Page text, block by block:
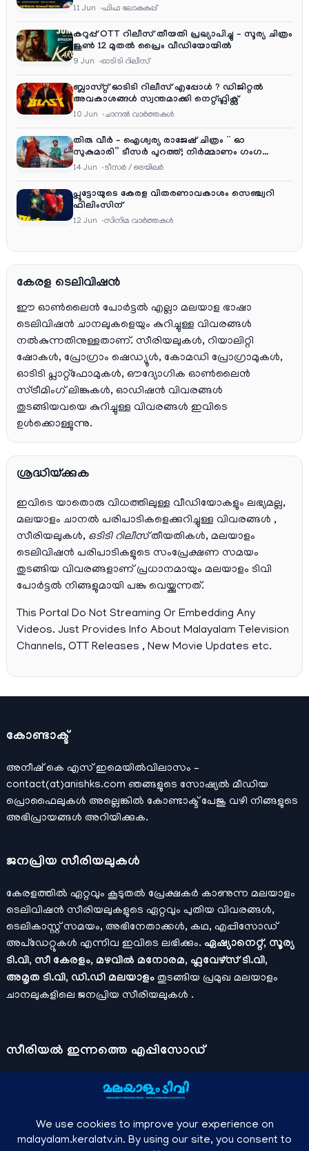
വരെ കമന്ററി സംഘത്തിൽ
11 Jun ഫിഫ ലോകകപ്പ്
കറുപ്പ് OTT റിലീസ് തീയതി പ്രഖ്യാപിച്ചു – സൂര്യ ചിത്രം
ജൂൺ 12 മുതൽ പ്രൈം വീഡിയോയിൽ
9 Jun ഓടിടി റിലീസ്
ബ്ലാസ്റ്റ് ഓടിടി റിലീസ് എപ്പോൾ ? ഡിജിറ്റൽ
അവകാശങ്ങൾ സ്വന്തമാക്കി നെറ്റ്ഫ്ലിക്സ്
10 Jun ചാനല്‍ വാര്‍ത്തകള്‍
തിരു വീർ – ഐശ്വര്യ രാജേഷ് ചിത്രം ” ഓ
സുകുമാരി” ടീസർ പുറത്ത്; നിർമ്മാണം ഗംഗ
എന്റർടൈൻമെന്റ്‌സ്
14 Jun ടീസര്‍ / ട്രെയിലര്‍
പ്ലൂട്ടോയുടെ കേരള വിതരണാവകാശം സെഞ്ച്വറി
ഫിലിംസിന്
12 Jun സിനിമ വാര്‍ത്തകള്‍
കേരള ടെലിവിഷൻ
ഈ ഓൺലൈൻ പോർട്ടൽ എല്ലാ മലയാള ഭാഷാ
ടെലിവിഷൻ ചാനലുകളെയും കുറിച്ചുള്ള വിവരങ്ങൾ
നൽകുന്നതിനുള്ളതാണ്. സീരിയലുകൾ, റിയാലിറ്റി
ഷോകൾ, പ്രോഗ്രാം ഷെഡ്യൂൾ, കോമഡി പ്രോഗ്രാമുകൾ,
ഓടിടി പ്ലാറ്റ്‌ഫോമുകൾ, ഔദ്യോഗിക ഓൺലൈൻ
സ്ട്രീമിംഗ് ലിങ്കുകൾ, ഓഡിഷൻ വിവരങ്ങൾ
തുടങ്ങിയവയെ കുറിച്ചുള്ള വിവരങ്ങൾ ഇവിടെ
ഉൾക്കൊള്ളുന്നു.
ശ്രദ്ധിയ്ക്കുക
ഇവിടെ യാതൊരു വിധത്തിലുള്ള വീഡിയോകളും ലഭ്യമല്ല,
മലയാളം ചാനല്‍ പരിപാടികളെക്കുറിച്ചുള്ള വിവരങ്ങള്‍ ,
സീരിയലുകള്‍, ഒടിടി റിലീസ്തീയതികള്‍, മലയാളം
ടെലിവിഷന്‍ പരിപാടികളുടെ സംപ്രേക്ഷണ സമയം
തുടങ്ങിയ വിവരങ്ങളാണ് പ്രധാനമായും മലയാളം ടിവി
പോര്‍ട്ടല്‍ നിങ്ങളുമായി പങ്കു വെയ്ക്കുന്നത്.
This Portal Do Not Streaming Or Embedding Any
Videos. Just Provides Info About Malayalam Television
Channels, OTT Releases , New Movie Updates etc.
കോണ്ടാക്ട്
അനീഷ്‌ കെ എസ് ഇമെയില്‍വിലാസം –
contact(at)anishks.com ഞങ്ങളുടെ സോഷ്യല്‍ മീഡിയ
പ്രൊഫൈലുകള്‍ അല്ലെങ്കില്‍ കോണ്ടാക്ട്പേജു വഴി നിങ്ങളുടെ
അഭിപ്രായങ്ങള്‍ അറിയിക്കുക.
ജനപ്രിയ സീരിയലുകള്‍
കേരളത്തിൽ ഏറ്റവും കൂടുതൽ പ്രേക്ഷകർ കാണുന്ന മലയാളം
ടെലിവിഷൻ സീരിയലുകളുടെ ഏറ്റവും പുതിയ വിവരങ്ങൾ,
ടെലികാസ്റ്റ് സമയം, അഭിനേതാക്കൾ, കഥ, എപ്പിസോഡ്
അപ്ഡേറ്റുകൾ എന്നിവ ഇവിടെ ലഭിക്കും. ഏഷ്യാനെറ്റ്, സൂര്യ
ടി.വി, സീ കേരളം, മഴവിൽ മനോരമ, ഫ്ലവേഴ്സ് ടി.വി,
അമൃത ടി.വി, ഡി.ഡി മലയാളം തുടങ്ങിയ പ്രമുഖ മലയാളം
ചാനലുകളിലെ ജനപ്രിയ സീരിയലുകൾ .
സീരിയല്‍ ഇന്നത്തെ എപ്പിസോഡ്
ചാനലുകളുടെ ഔദ്യോഗിക മൊബൈല്‍ ആപ്പുകള്‍ , ഒഫിഷ്യല്‍
യൂട്യൂബ് ചാനല്‍ ഇവ ഉപയോഗപ്പെടുത്തി കഴിഞ്ഞുപോയ
മനോരമ മാക്സ് , സണ്‍ നെക്സ്റ്റ്, സോണി ലിവ് , നെറ്റ് ഫ്ലിക്സ്